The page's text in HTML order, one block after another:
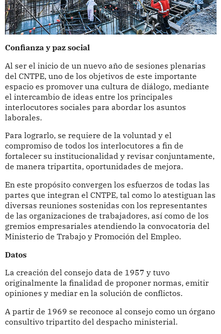
Confianza y paz social
Al ser el inicio de un nuevo año de sesiones plenarias
del CNTPE, uno de los objetivos de este importante
espacio es promover una cultura de diálogo, mediante
el intercambio de ideas entre los principales
interlocutores sociales para abordar los asuntos
laborales.
Para lograrlo, se requiere de la voluntad y el
compromiso de todos los interlocutores a fin de
fortalecer su institucionalidad y revisar conjuntamente,
de manera tripartita, oportunidades de mejora.
En este propósito convergen los esfuerzos de todas las
partes que integran el CNTPE, tal como lo atestiguan las
diversas reuniones sostenidas con los representantes
de las organizaciones de trabajadores, así como de los
gremios empresariales atendiendo la convocatoria del
Ministerio de Trabajo y Promoción del Empleo.
Datos
La creación del consejo data de 1957 y tuvo
originalmente la finalidad de proponer normas, emitir
opiniones y mediar en la solución de conflictos.
A partir de 1969 se reconoce al consejo como un órgano
consultivo tripartito del despacho ministerial.